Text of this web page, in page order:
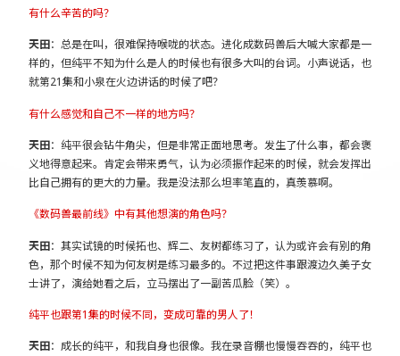
有什么辛苦的吗？
天田：总是在叫，很难保持喉咙的状态。进化成数码兽后大喊大家都是一
样的，但纯平不知为什么是人的时候也有很多大叫的台词。小声说话，也
就第21集和小泉在火边讲话的时候了吧？
有什么感觉和自己不一样的地方吗？
天田：纯平很会钻牛角尖，但是非常正面地思考。发生了什么事，都会褒
义地得意起来。肯定会带来勇气，认为必须振作起来的时候，就会发挥出
比自己拥有的更大的力量。我是没法那么坦率笔直的，真羡慕啊。
《数码兽最前线》中有其他想演的角色吗？
天田：其实试镜的时候拓也、辉二、友树都练习了，认为或许会有别的角
色，那个时候不知为何友树是练习最多的。不过把这件事跟渡边久美子女
士讲了，演给她看之后，立马摆出了一副苦瓜脸（笑）。
纯平也跟第1集的时候不同，变成可靠的男人了！
天田：成长的纯平，和我自身也很像。我在录音棚也慢慢吞吞的，纯平也